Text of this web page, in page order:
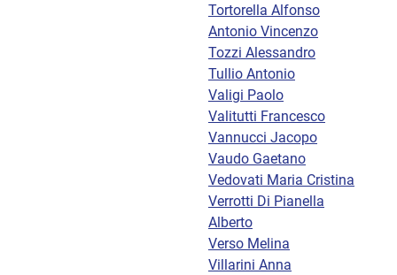
Tortorella Alfonso
Antonio Vincenzo
Tozzi Alessandro
Tullio Antonio
Valigi Paolo
Valitutti Francesco
Vannucci Jacopo
Vaudo Gaetano
Vedovati Maria Cristina
Verrotti Di Pianella
Alberto
Verso Melina
Villarini Anna